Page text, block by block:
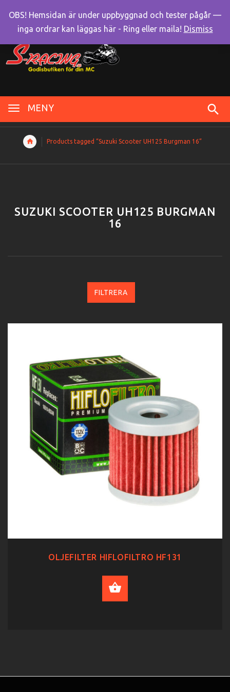
MENY
Products tagged “Suzuki Scooter UH125 Burgman 16”
SUZUKI SCOOTER UH125 BURGMAN
16
FILTRERA
OLJEFILTER HIFLOFILTRO HF131
OBS! Hemsidan är under uppbyggnad och tester pågår —
inga ordrar kan läggas här - Ring eller maila! Dismiss